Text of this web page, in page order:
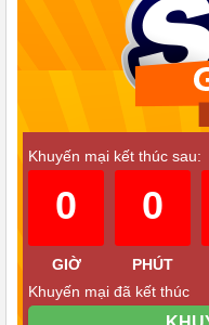
Bên trong
Chất liệu thiết kế:
vật liệu chất lượng cao và
Tính năng đặc biệt: Đối
TZ100 có các tính năng
toàn chương trình rửa đa
đánh giá cao về hiệu suất,
Khuyến mại kết thúc sau:
0
GIỜ
0
PHÚT
Khuyến mại đã kết thúc